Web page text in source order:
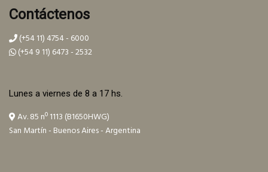
Contáctenos
(+54 11) 4754 - 6000
(+54 9 11) 6473 - 2532
Lunes a viernes de 8 a 17 hs.
Av. 85 nº 1113 (B1650HWG)
San Martín - Buenos Aires - Argentina